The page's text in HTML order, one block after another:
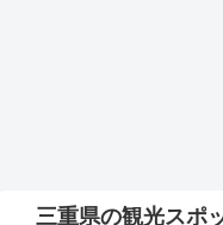
三重県の観光スポ